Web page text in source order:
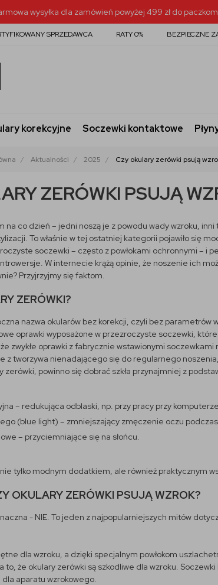
wysyłka dla zamówień powyżej 499 zł do
SPRZEDAWCA RATY 0% BEZPIECZNE
korekcyjne Soczewki kontaktowe
Aktualności 2025 Czy okulary zerówki psują
ZERÓWKI PSUJĄ
na co dzień – jedni noszą je z powodu wady wzroku,
To właśnie w tej ostatniej kategorii pojawiło się
soczewki – często z powłokami ochronnymi – i
W internecie krążą opinie, że noszenie ich
Przyjrzyjmy się faktom.
ZERÓWKI?
nazwa okularów bez korekcji, czyli bez parametrów
oprawki wyposażone w przezroczyste soczewki,
zwykłe oprawki z fabrycznie wstawionymi
z tworzywa nienadającego się do regularnego
zerówki, powinno się dobrać szkła przynajmniej z
– redukująca odblaski, np. przy pracy przy
(blue light) – zmniejszający zmęczenie oczu
– przyciemniające się na słońcu.
tylko modnym dodatkiem, ale również praktycznym
OKULARY ZERÓWKI PSUJĄ WZROK?
- NIE. To jeden z najpopularniejszych mitów
dla wzroku, a dzięki specjalnym powłokom
to, że okulary zerówki są szkodliwe dla wzroku.
dla aparatu wzrokowego.